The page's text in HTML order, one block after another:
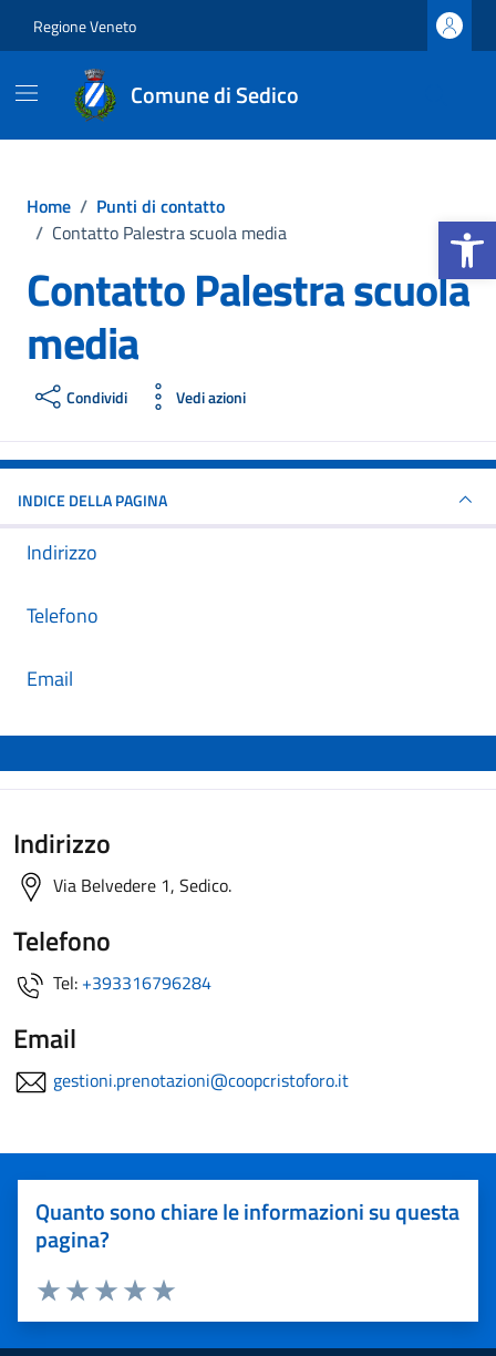
Apri la
Regione Veneto
Comune di Sedico
Home / Punti di contatto
/ Contatto Palestra scuola media
Contatto Palestra scuola
media
Condividi Vedi azioni
INDICE DELLA PAGINA
Indirizzo
Telefono
Email
Indirizzo
Via Belvedere 1, Sedico.
Telefono
Tel: +393316796284
Email
gestioni.prenotazioni@coopcristoforo.it
Quanto sono chiare le informazioni su questa
pagina?
Valuta 5 stelle su 5
Valuta 4 stelle su 5
Valuta 3 stelle su 5
Valuta 2 stelle su 5
Valuta 1 stelle su 5